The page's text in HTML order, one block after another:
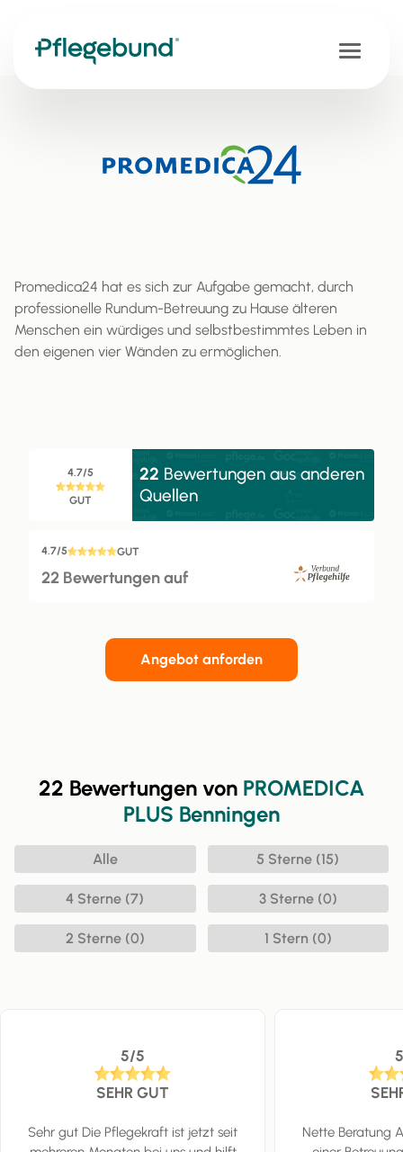
22 Bewertungen von PROMEDICA
PLUS Benningen
Alle 5 Sterne (15)
4 Sterne (7) 3 Sterne (0)
2 Sterne (0) 1 Stern (0)
5/5
SEHR GUT
Sehr gut Die Pflegekraft ist jetzt seit
Nette Beratung
Promedica24 hat es sich zur Aufgabe gemacht, durch
professionelle Rundum-Betreuung zu Hause älteren
Menschen ein würdiges und selbstbestimmtes Leben in
den eigenen vier Wänden zu ermöglichen.
4.7/5
GUT
22 Bewertungen aus anderen
Quellen
4.7/5 GUT
22 Bewertungen auf
Angebot anforden